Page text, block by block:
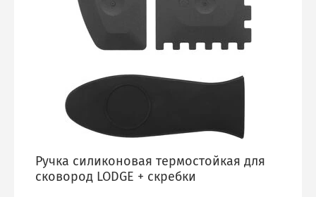
Ручка силиконовая термостойкая для
сковород LODGE + скребки